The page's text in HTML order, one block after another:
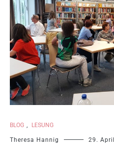
BLOG , LESUNG
Theresa Hannig 29.